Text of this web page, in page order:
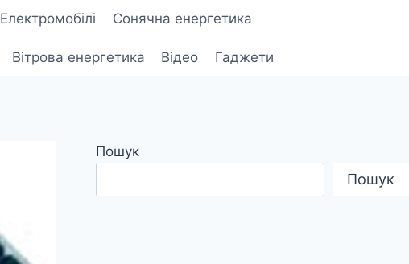
Електромобілі Сонячна енергетика
Вітрова енергетика Відео Гаджети
Пошук
Пошук